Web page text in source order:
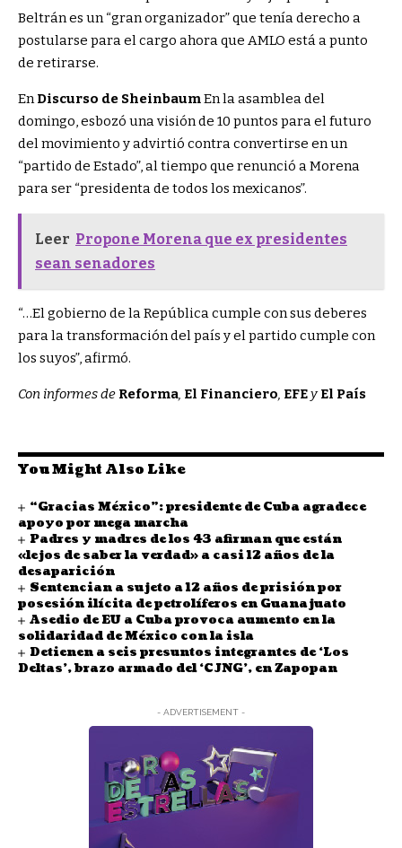
Beltrán es un “gran organizador” que tenía derecho a
postularse para el cargo ahora que AMLO está a punto
de retirarse.
EnDiscurso de SheinbaumEn la asamblea del
domingo, esbozó una visión de 10 puntos para el futuro
del movimiento y advirtió contra convertirse en un
“partido de Estado”, al tiempo que renunció a Morena
para ser “presidenta de todos los mexicanos”.
Leer Propone Morena que ex presidentes
sean senadores
“…El gobierno de la República cumple con sus deberes
para la transformación del país y el partido cumple con
los suyos”, afirmó.
Con informes de Reforma, El Financiero, EFEyEl País
You Might Also Like
“Gracias México”: presidente de Cuba agradece
apoyo por mega marcha
Padres y madres de los 43 afirman que están
«lejos de saber la verdad» a casi 12 años de la
desaparición
Sentencian a sujeto a 12 años de prisión por
posesión ilícita de petrolíferos en Guanajuato
Asedio de EU a Cuba provoca aumento en la
solidaridad de México con la isla
Detienen a seis presuntos integrantes de ‘Los
Deltas’, brazo armado del ‘CJNG’, en Zapopan
- ADVERTISEMENT -